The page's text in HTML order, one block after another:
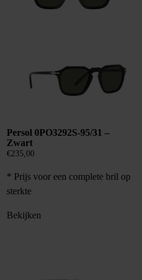
Persol 0PO3292S-95/31 –
Zwart
€235,00
* Prijs voor een complete bril op
sterkte
Bekijken